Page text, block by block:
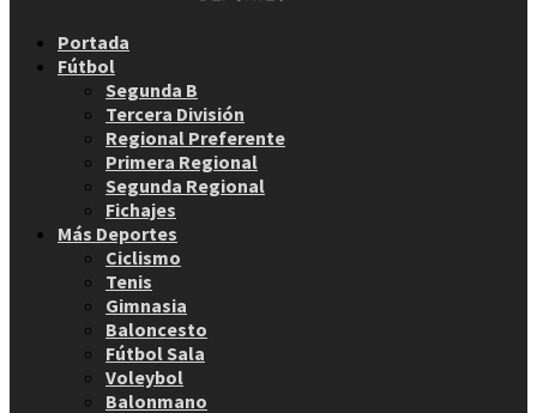
Portada
Fútbol
Segunda B
Tercera División
Regional Preferente
Primera Regional
Segunda Regional
Fichajes
Más Deportes
Ciclismo
Tenis
Gimnasia
Baloncesto
Fútbol Sala
Voleybol
Balonmano